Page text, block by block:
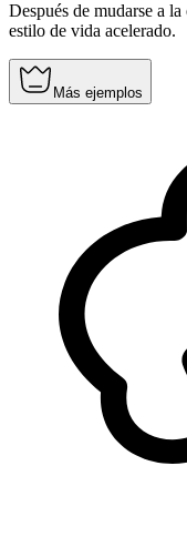
Después de mudarse a
estilo de vida acelerado.
Más ejemplos